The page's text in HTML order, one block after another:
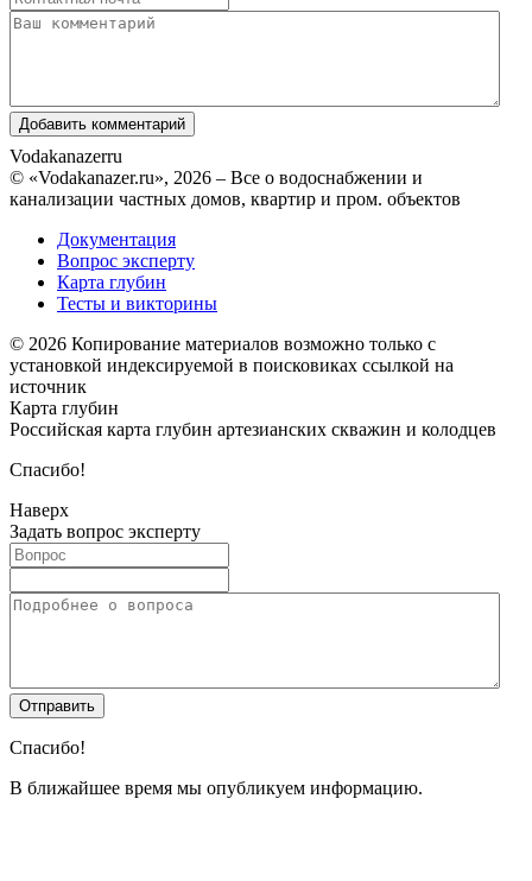
Vodakanazerru
© «Vodakanazer.ru», 2026 – Все о водоснабжении и
канализации частных домов, квартир и пром. объектов
Документация
Вопрос эксперту
Карта глубин
Тесты и викторины
© 2026 Копирование материалов возможно только с
установкой индексируемой в поисковиках ссылкой на
источник
Карта глубин
Российская карта глубин артезианских скважин и колодцев
Спасибо!
Наверх
Задать вопрос эксперту
Спасибо!
В ближайшее время мы опубликуем информацию.